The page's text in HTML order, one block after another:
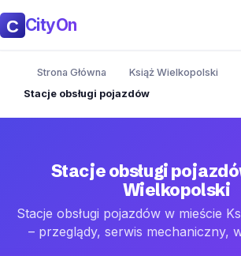
CityOn
Strona Główna
Książ Wielkopolski
Stacje obsługi pojazdów
Stacje obsługi
Wielkopolski
Stacje obsługi pojazdów w mieście
– przeglądy, serwis mechaniczny,